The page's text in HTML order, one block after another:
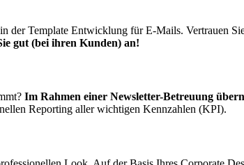
der Template Entwicklung für E-Mails. Vertrauen
gut (bei ihren Kunden) an!
Im Rahmen einer Newsletter-Betreuung
Reporting aller wichtigen Kennzahlen (KPI).